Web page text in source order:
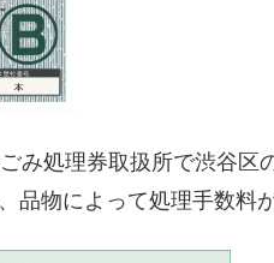
み処理券取扱所で渋谷
品物によって処理手数料